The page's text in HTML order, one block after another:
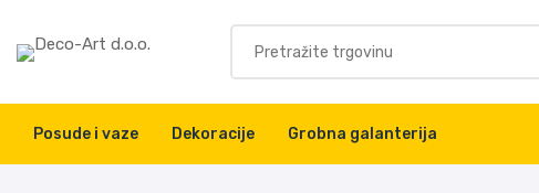
Posude i vaze Dekoracije Grobna galanterija